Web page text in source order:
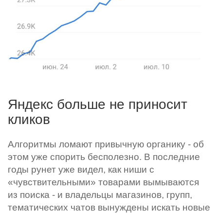
Яндекс больше не приносит
кликов
Алгоритмы ломают привычную органику - об
этом уже спорить бесполезно. В последние
годы рунет уже видел, как ниши с
«чувствительными» товарами вымываются
из поиска - и владельцы магазинов, групп,
тематических чатов вынуждены искать новые